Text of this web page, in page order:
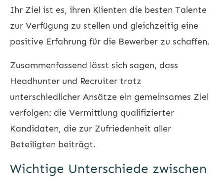
Ihr Ziel ist es, ihren Klienten die besten Talente
zur Verfügung zu stellen und gleichzeitig eine
positive Erfahrung für die Bewerber zu schaffen.
Zusammenfassend lässt sich sagen, dass
Headhunter und Recruiter trotz
unterschiedlicher Ansätze ein gemeinsames Ziel
verfolgen: die Vermittlung qualifizierter
Kandidaten, die zur Zufriedenheit aller
Beteiligten beiträgt.
Wichtige Unterschiede zwischen